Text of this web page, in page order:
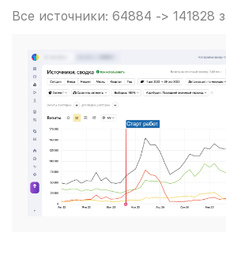
Все источники: 64884 -> 141828